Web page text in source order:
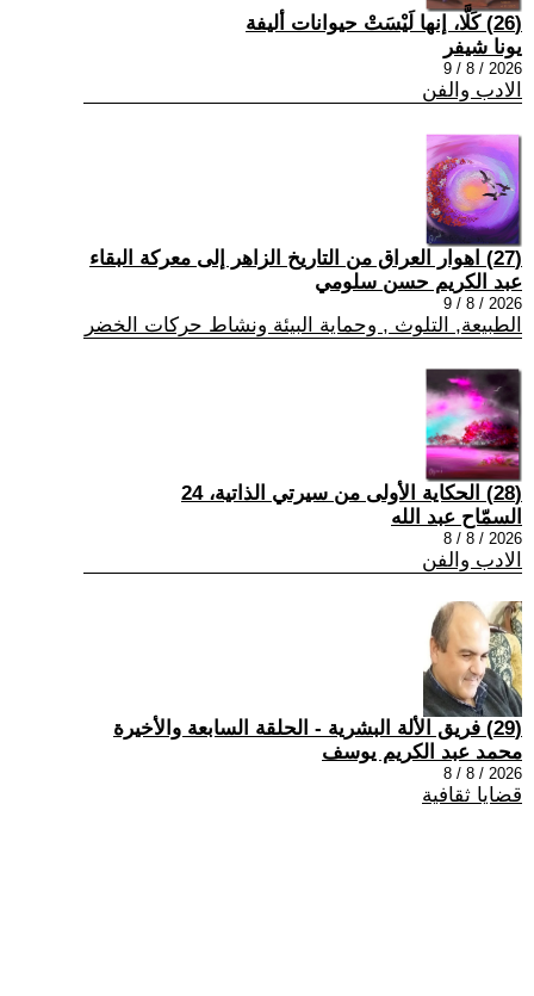
(26) كَلَّا، إنها لَيْسَتْ حيوانات أليفة
يونا شيفر
2026 / 8 / 9
الادب والفن
(27) اهوار العراق من التاريخ الزاهر إلى معركة البقاء
عبد الكريم حسن سلومي
2026 / 8 / 9
الطبيعة, التلوث , وحماية البيئة ونشاط حركات الخضر
(28) الحكاية الأولى من سيرتي الذاتية، 24
السمّاح عبد الله
2026 / 8 / 8
الادب والفن
(29) فريق الألة البشرية - الحلقة السابعة والأخيرة
محمد عبد الكريم يوسف
2026 / 8 / 8
قضايا ثقافية